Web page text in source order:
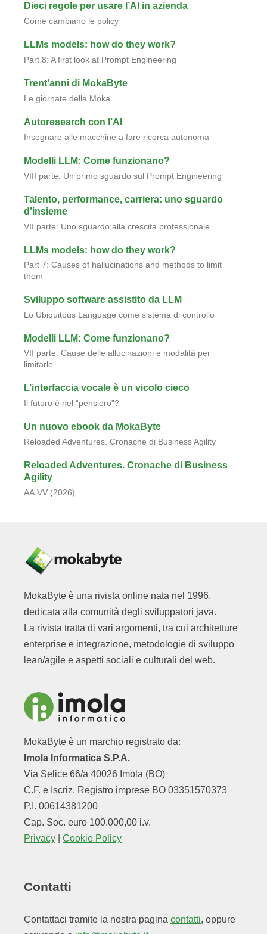
Dieci regole per usare l’AI in azienda
Come cambiano le policy
LLMs models: how do they work?
Part 8: A first look at Prompt Engineering
Trent’anni di MokaByte
Le giornate della Moka
Autoresearch con l’AI
Insegnare alle macchine a fare ricerca autonoma
Modelli LLM: Come funzionano?
VIII parte: Un primo sguardo sul Prompt Engineering
Talento, performance, carriera: uno sguardo
d’insieme
VII parte: Uno sguardo alla crescita professionale
LLMs models: how do they work?
Part 7: Causes of hallucinations and methods to limit
them
Sviluppo software assistito da LLM
Lo Ubiquitous Language come sistema di controllo
Modelli LLM: Come funzionano?
VII parte: Cause delle allucinazioni e modalità per
limitarle
L’interfaccia vocale è un vicolo cieco
Il futuro è nel “pensiero”?
Un nuovo ebook da MokaByte
Reloaded Adventures. Cronache di Business Agility
Reloaded Adventures. Cronache di Business
Agility
AA.VV (2026)
MokaByte è una rivista online nata nel 1996,
dedicata alla comunità degli sviluppatori java.
La rivista tratta di vari argomenti, tra cui architetture
enterprise e integrazione, metodologie di sviluppo
lean/agile e aspetti sociali e culturali del web.
MokaByte è un marchio registrato da:
Imola Informatica S.P.A.
Via Selice 66/a 40026 Imola (BO)
C.F. e Iscriz. Registro imprese BO 03351570373
P.I. 00614381200
Cap. Soc. euro 100.000,00 i.v.
Privacy
Cookie Policy
Contatti
Contattaci tramite la nostra pagina contatti, oppure